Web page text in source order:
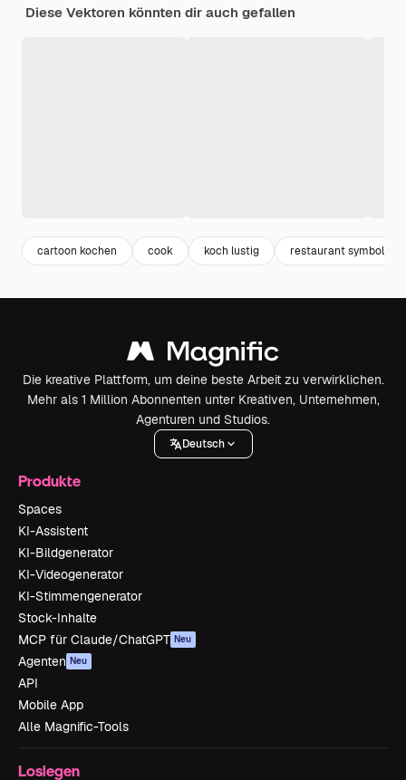
Diese Vektoren könnten dir auch gefallen
cartoon kochen cook koch lustig restaurant symbol
Die kreative Plattform, um deine beste Arbeit zu verwirklichen.
Mehr als 1 Million Abonnenten unter Kreativen, Unternehmen,
Agenturen und Studios.
Deutsch
Produkte
Spaces
KI-Assistent
KI-Bildgenerator
KI-Videogenerator
KI-Stimmengenerator
Stock-Inhalte
MCP für Claude/ChatGPT Neu
Agenten Neu
API
Mobile App
Alle Magnific-Tools
Loslegen